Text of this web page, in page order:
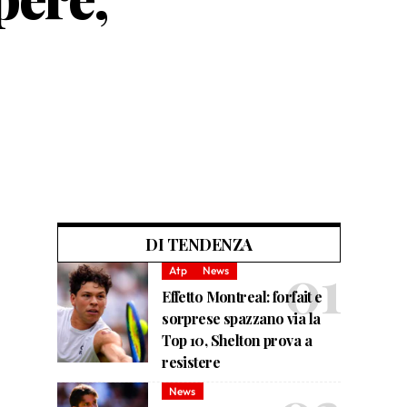
DI TENDENZA
Atp News
Effetto Montreal: forfait e
sorprese spazzano via la
Top 10, Shelton prova a
resistere
News